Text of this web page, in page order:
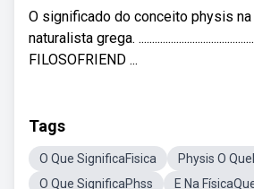
O significado do conceito physis
naturalista grega.
FILOSOFRIEND ...
Tags
O Que SignificaFisica
Physis O
O Que SignificaPhss
E Na